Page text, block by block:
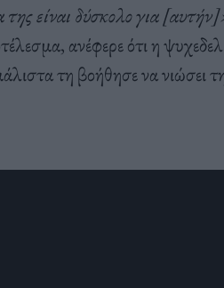
είναι δύσκολο για
ανέφερε ότι η
τη βοήθησε να νιώσει